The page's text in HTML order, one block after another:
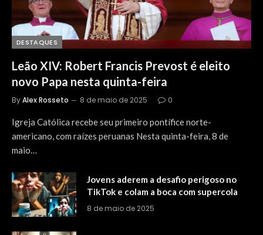
DESTAQUES
Leão XIV: Robert Francis Prevost é eleito
novo Papa nesta quinta-feira
ByAlex Rosseto 8 de maio de 2025 0
Igreja Católica recebe seu primeiro pontífice norte-
americano, com raízes peruanas Nesta quinta-feira, 8 de
maio…
Jovens aderem a desafio perigoso no
TikTok e colam a boca com supercola
8 de maio de 2025